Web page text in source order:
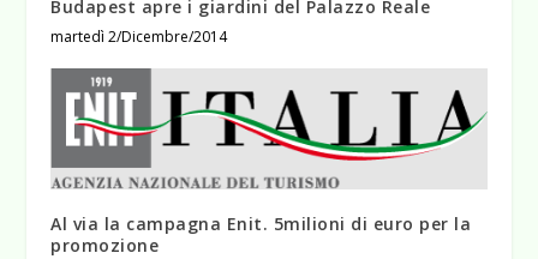
Budapest apre i giardini del Palazzo Reale
martedì 2/Dicembre/2014
Al via la campagna Enit. 5milioni di euro per la
promozione